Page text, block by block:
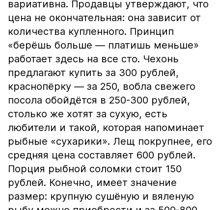
вариативна. Продавцы утверждают, что
цена не окончательная: она зависит от
количества купленного. Принцип
«берёшь больше — платишь меньше»
работает здесь на все сто. Чехонь
предлагают купить за 300 рублей,
краснопёрку — за 250, вобла свежего
посола обойдётся в 250-300 рублей,
столько же хотят за сухую, есть
любители и такой, которая напоминает
рыбные «сухарики». Лещ покрупнее, его
средняя цена составляет 600 рублей.
Порция рыбной соломки стоит 150
рублей. Конечно, имеет значение
размер: крупную сушёную и вяленую